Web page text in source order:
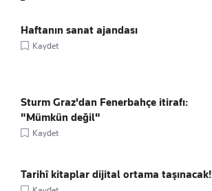
Haftanın sanat ajandası
Kaydet
Sturm Graz'dan Fenerbahçe itirafı:
"Mümkün değil"
Kaydet
Tarihî kitaplar dijital ortama taşınacak!